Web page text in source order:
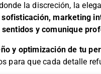
la discreción, la
marketing
y comunique
y optimización de tu
para que cada detalle